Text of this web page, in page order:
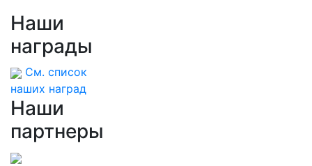
Наши
награды
См. список
наших наград
Наши
партнеры